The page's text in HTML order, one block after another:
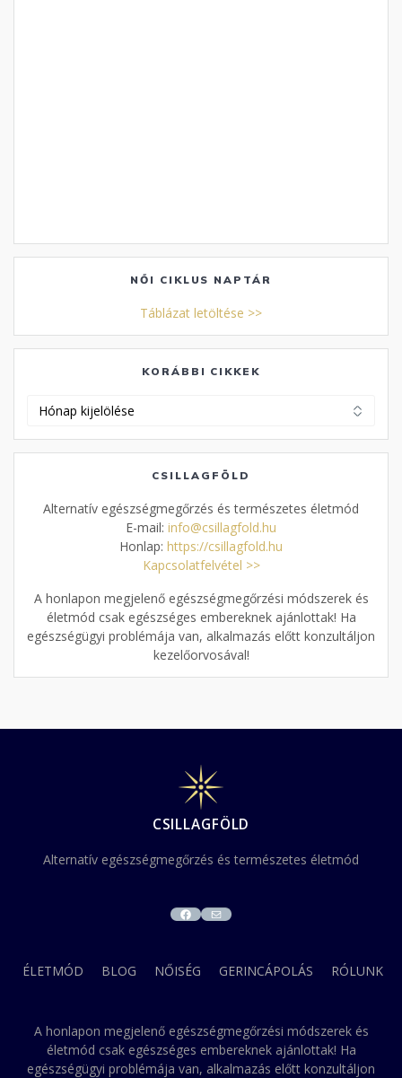
NŐI CIKLUS NAPTÁR
Táblázat letöltése >>
KORÁBBI CIKKEK
CSILLAGFÖLD
Alternatív egészségmegőrzés és természetes életmód
E-mail: info@csillagfold.hu
Honlap: https://csillagfold.hu
Kapcsolatfelvétel >>
A honlapon megjelenő egészségmegőrzési módszerek és
életmód csak egészséges embereknek ajánlottak! Ha
egészségügyi problémája van, alkalmazás előtt konzultáljon
kezelőorvosával!
CSILLAGFÖLD
Alternatív egészségmegőrzés és természetes életmód
FACEBOOK
MAIL
ÉLETMÓD BLOG NŐISÉG GERINCÁPOLÁS RÓLUNK
A honlapon megjelenő egészségmegőrzési módszerek és
életmód csak egészséges embereknek ajánlottak! Ha
egészségügyi problémája van, alkalmazás előtt konzultáljon